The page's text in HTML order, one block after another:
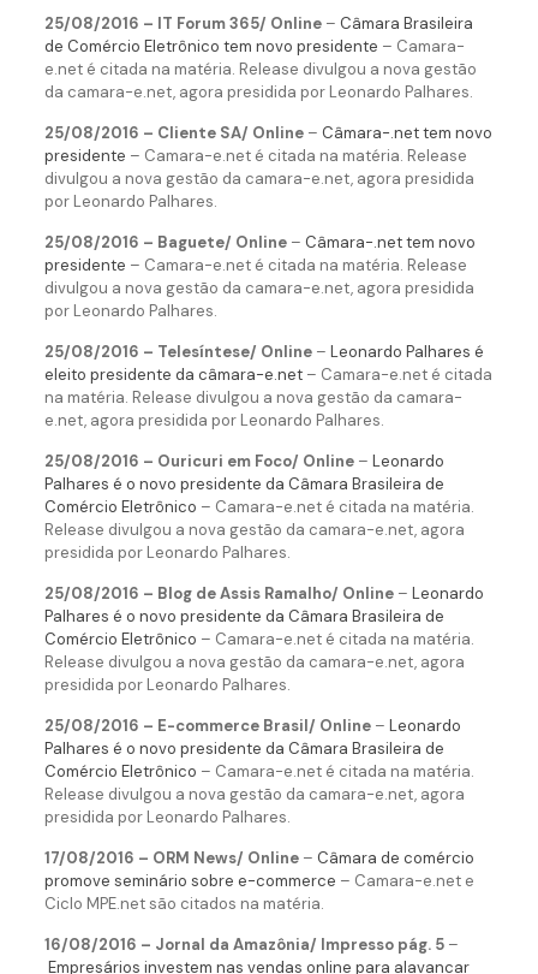
25/08/2016 – IT Forum 365/ Online– Câmara Brasileira
de Comércio Eletrônico tem novo presidente – Camara-
e.net é citada na matéria. Release divulgou a nova gestão
da camara-e.net, agora presidida por Leonardo Palhares.
25/08/2016 – Cliente SA/ Online– Câmara-.net tem novo
presidente – Camara-e.net é citada na matéria. Release
divulgou a nova gestão da camara-e.net, agora presidida
por Leonardo Palhares.
25/08/2016 – Baguete/ Online– Câmara-.net tem novo
presidente – Camara-e.net é citada na matéria. Release
divulgou a nova gestão da camara-e.net, agora presidida
por Leonardo Palhares.
25/08/2016 – Telesíntese/ Online– Leonardo Palhares é
eleito presidente da câmara-e.net– Camara-e.net é citada
na matéria. Release divulgou a nova gestão da camara-
e.net, agora presidida por Leonardo Palhares.
25/08/2016 – Ouricuri em Foco/ Online– Leonardo
Palhares é o novo presidente da Câmara Brasileira de
Comércio Eletrônico – Camara-e.net é citada na matéria.
Release divulgou a nova gestão da camara-e.net, agora
presidida por Leonardo Palhares.
25/08/2016 – Blog de Assis Ramalho/ Online– Leonardo
Palhares é o novo presidente da Câmara Brasileira de
Comércio Eletrônico – Camara-e.net é citada na matéria.
Release divulgou a nova gestão da camara-e.net, agora
presidida por Leonardo Palhares.
25/08/2016 – E-commerce Brasil/ Online– Leonardo
Palhares é o novo presidente da Câmara Brasileira de
Comércio Eletrônico – Camara-e.net é citada na matéria.
Release divulgou a nova gestão da camara-e.net, agora
presidida por Leonardo Palhares.
17/08/2016 – ORM News/ Online– Câmara de comércio
promove seminário sobre e-commerce – Camara-e.net e
Ciclo MPE.net são citados na matéria.
16/08/2016 – Jornal da Amazônia/ Impresso pág. 5–
Empresários investem nas vendas online para alavancar